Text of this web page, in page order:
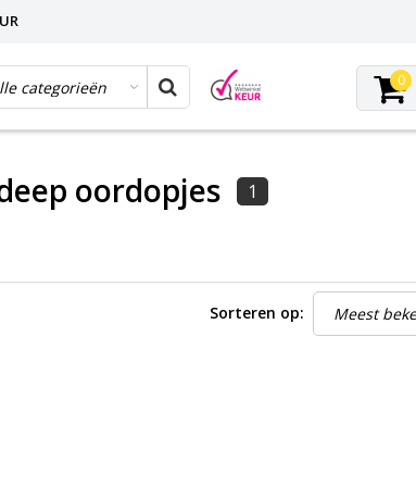
0
oordopjes 1
Sorteren op: